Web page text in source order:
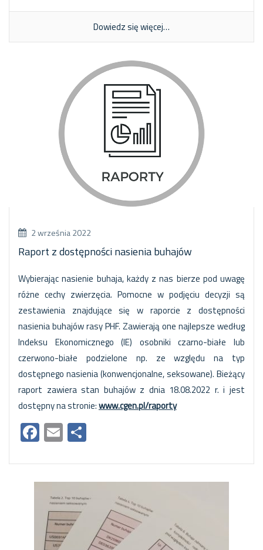
Dowiedz się więcej…
2 września 2022
Raport z dostępności nasienia buhajów
Wybierając nasienie buhaja, każdy z nas bierze pod uwagę
różne cechy zwierzęcia. Pomocne w podjęciu decyzji są
zestawienia znajdujące się w raporcie z dostępności
nasienia buhajów rasy PHF. Zawierają one najlepsze według
Indeksu Ekonomicznego (IE) osobniki czarno-białe lub
czerwono-białe podzielone np. ze względu na typ
dostępnego nasienia (konwencjonalne, seksowane). Bieżący
raport zawiera stan buhajów z dnia 18.08.2022 r. i jest
dostępny na stronie:www.cgen.pl/raporty
Facebook
Email